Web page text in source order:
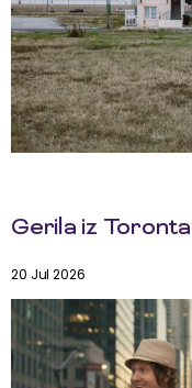
Gerila iz
20 Jul 2026